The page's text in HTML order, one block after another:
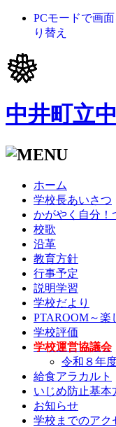
PCモードで画
り替え
中井町立
ホーム
学校長あいさつ
かがやく自分
校歌
沿革
教育方針
行事予定
説明学習
学校だより
PTAROOM～楽
学校評価
学校運営協議会
令和８年
給食アラカルト
いじめ防止基本
お知らせ
学校までのアク